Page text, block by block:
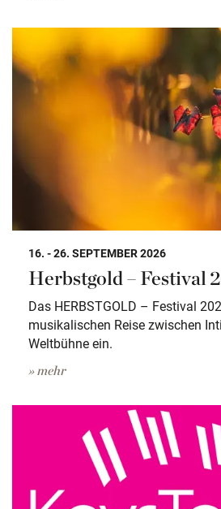
16. - 26. SEPTEMBER 2026
Herbstgold – Festival
Das HERBSTGOLD – Festival
musikalischen Reise zwischen
Weltbühne ein.
» mehr